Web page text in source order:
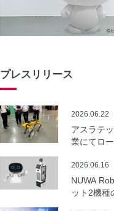
プレスリリース
アスラテ
業にてロ
遠隔制御
実証実験
2026.06.22
NUWA
ット2機種
2026.06.16